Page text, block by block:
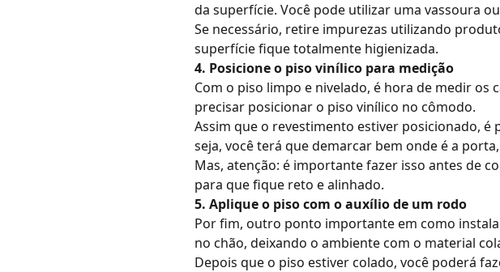
da superfície. Você pode utilizar uma vassoura
Se necessário, retire impurezas utilizando
superfície fique totalmente higienizada.
4. Posicione o piso vinílico para medição
Com o piso limpo e nivelado, é hora de medir os
precisar posicionar o piso vinílico no cômodo.
Assim que o revestimento estiver posicionado,
seja, você terá que demarcar bem onde é a
Mas, atenção: é importante fazer isso antes de
para que fique reto e alinhado.
5. Aplique o piso com o auxílio de um rodo
Por fim, outro ponto importante em como
no chão, deixando o ambiente com o material
Depois que o piso estiver colado, você poderá